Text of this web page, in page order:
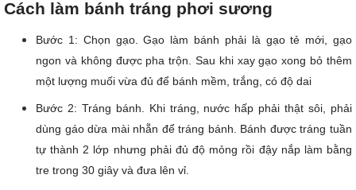
Cách làm bánh tráng phơi sương
Bước 1: Chọn gạo. Gạo làm bánh phải là gạo tẻ mới, gạo
ngon và không được pha trộn. Sau khi xay gạo xong bỏ thêm
một lượng muối vừa đủ để bánh mềm, trắng, có độ dai
Bước 2: Tráng bánh. Khi tráng, nước hấp phải thật sôi, phải
dùng gáo dừa mài nhẵn để tráng bánh. Bánh được tráng tuần
tự thành 2 lớp nhưng phải đủ độ mỏng rồi đậy nắp làm bằng
tre trong 30 giây và đưa lên vỉ.